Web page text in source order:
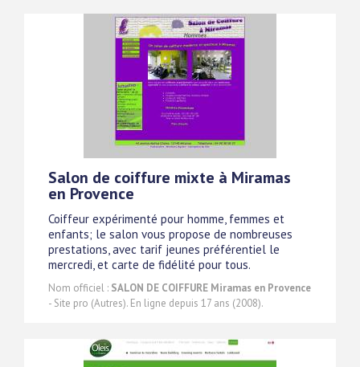
Salon de coiffure mixte à Miramas
en Provence
Coiffeur expérimenté pour homme, femmes et
enfants; le salon vous propose de nombreuses
prestations, avec tarif jeunes préférentiel le
mercredi, et carte de fidélité pour tous.
Nom officiel : SALON DE COIFFURE Miramas en Provence
- Site pro (Autres). En ligne depuis 17 ans (2008).